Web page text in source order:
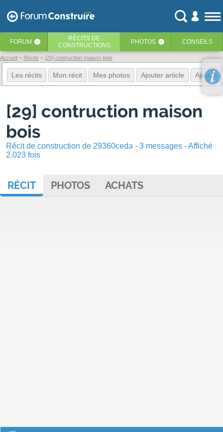
FORUM ‹ RÉCITS DE
CONSTRUCTIONS
PHOTOS ‹ CONSEILS
Accueil Récits [29] contruction maison bois
Les récits Mon récit Mes photos Ajouter article Ajouter
[29] contruction maison
bois
Récit de construction de 29360ceda - 3 messages - Affiché
2.023 fois
RÉCIT PHOTOS ACHATS